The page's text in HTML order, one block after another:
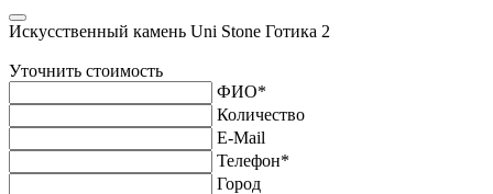
Искусственный камень Uni Stone Готика 2
Уточнить стоимость
ФИО*
Количество
E-Mail
Телефон*
Город